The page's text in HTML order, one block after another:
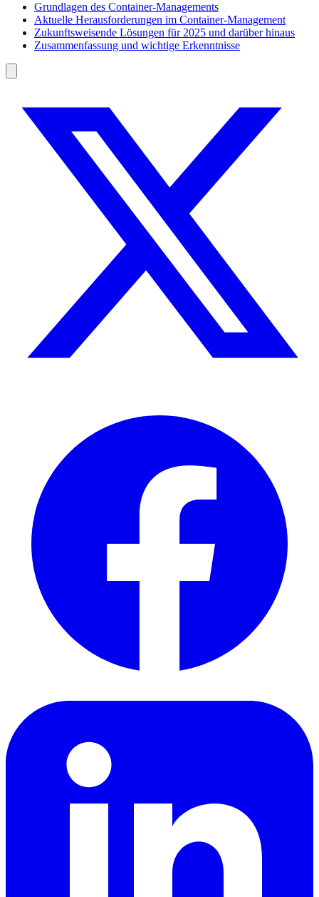
Grundlagen des Container-Managements
Aktuelle Herausforderungen im Container-Management
Zukunftsweisende Lösungen für 2025 und darüber hinaus
Zusammenfassung und wichtige Erkenntnisse